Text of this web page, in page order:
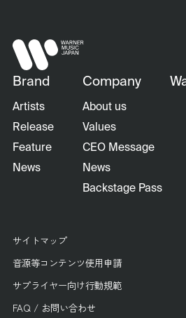
Brand
Artists
Release
Feature
News
Company
About us
Values
CEO Message
News
Backstage Pass
サイトマップ
音源等コンテンツ使用申請
サプライヤー向け行動規範
FAQ / お問い合わせ